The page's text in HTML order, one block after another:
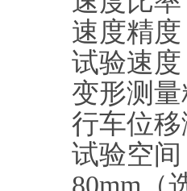
速度精
试验速
变形测
行车位
试验空
80mm （